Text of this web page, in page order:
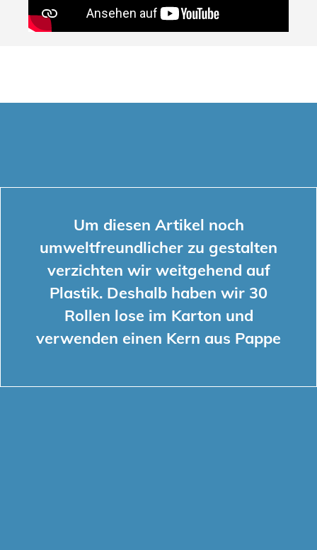
Um diesen Artikel noch
umweltfreundlicher zu gestalten
verzichten wir weitgehend auf
Plastik. Deshalb haben wir 30
Rollen lose im Karton und
verwenden einen Kern aus Pappe